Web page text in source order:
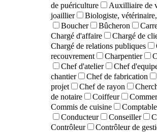
de puériculture
Auxilliaire de
joaillier
Biologiste,
Boucher
Bûcheron
Chargé d'affaire
Chargé de
Chargé de relations publiques
recouvrement
Charpentier
Chef d'atelier
Chef
chantier
Chef de fabrication
projet
Chef de rayon
de notaire
Coiffeur
Commis de cuisine
Comptable
Conducteur
Conseiller
Contrôleur
Contrôleur de